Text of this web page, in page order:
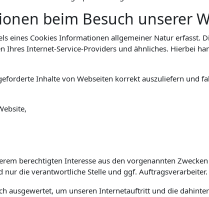
beim Besuch unserer
eines Cookies Informationen allgemeiner Natur erfasst.
Ihres Internet-Service-Providers und ähnliches. Hierbei
Inhalte von Webseiten korrekt auszuliefern und
berechtigten Interesse aus den vorgenannten
nur die verantwortliche Stelle und ggf. Auftragsverarbeiter.
ausgewertet, um unseren Internetauftritt und die